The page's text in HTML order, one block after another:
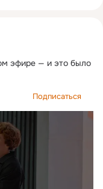
эфире — и это было
Подписаться